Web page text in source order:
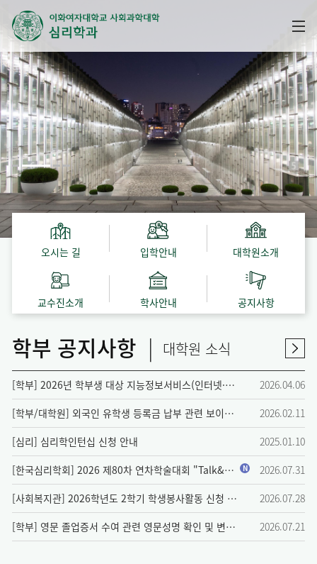
오시는 길 입학안내 대학원소개
교수진소개 학사안내 공지사항
학부 공지사항 |
[학부] 2026년 학부생 대상 지능정보서비스(인터넷·스마트폰) 과의존 예방교육 실시 안내(법정의무교육)
2026.04.06
[학부/대학원] 외국인 유학생 등록금 납부 관련 보이스피싱 주의 안내
2026.02.11
[심리] 심리학인턴십 신청 안내
2025.01.10
[한국심리학회] 2026 제80차 연차학술대회 "Talk&Think: 학부생&대학원생 라운드테이블" 사전 수요조사 안내
N
2026.07.31
[사회복지관] 2026학년도 2학기 학생봉사활동 신청 안내
2026.07.28
[학부] 영문 졸업증서 수여 관련 영문성명 확인 및 변경 안내
2026.07.21
대학원 소식